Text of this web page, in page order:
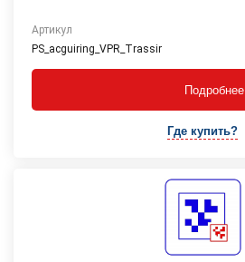
Артикул
PS_acguiring_VPR_Trassir
Подробнее
Где купить?